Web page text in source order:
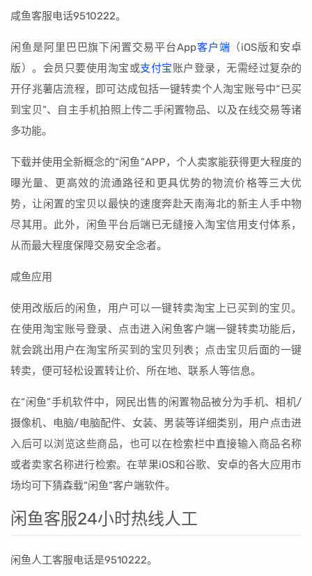
咸鱼客服电话9510222。
闲鱼是阿里巴巴旗下闲置交易平台App客户端 （iOS版和安卓
版）。会员只要使用淘宝或支付宝账户登录，无需经过复杂的
开仔兆薯店流程，即可达成包括一键转卖个人淘宝账号中“已买
到宝贝”、自主手机拍照上传二手闲置物品、以及在线交易等诸
多功能。
下载并使用全新概念的“闲鱼”APP，个人卖家能获得更大程度的
曝光量、更高效的流通路径和更具优势的物流价格等三大优
势，让闲置的宝贝以最快的速度奔赴天南海北的新主人手中物
尽其用。此外，闲鱼平台后端已无缝接入淘宝信用支付体系，
从而最大程度保障交易安全念者。
咸鱼应用
使用改版后的闲鱼，用户可以一键转卖淘宝上已买到的宝贝。
在使用淘宝账号登录、点击进入闲鱼客户端一键转卖功能后，
就会跳出用户在淘宝所买到的宝贝列表；点击宝贝后面的一键
转卖，便可轻松设置转让价、所在地、联系人等信息。
在“闲鱼”手机软件中，网民出售的闲置物品被分为手机、相机/
摄像机、电脑/电脑配件、女装、男装等详细类别，用户点击进
入后可以浏览这些商品，也可以在检索栏中直接输入商品名称
或者卖家名称进行检索。在苹果iOS和谷歌、安卓的各大应用市
场均可下猜森载“闲鱼”客户端软件。
闲鱼客服24小时热线人工
闲鱼人工客服电话是9510222。